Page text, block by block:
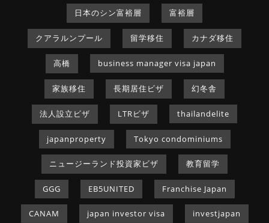
日本のシン富裕層 富裕層
クアラルンプール 留学移住 カナダ移住
高橋 business manager visa japan
家族移住 長期居住ビザ 幻冬舎
法人設立ビザ LTRビザ thailandelite
japanproperty Tokyo condominiums
ニュージーランド投資家ビザ 教育留学
GGG EB5UNITED Franchise Japan
CANAM japan investor visa investjapan